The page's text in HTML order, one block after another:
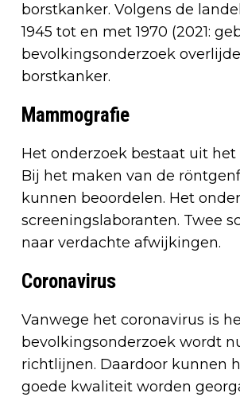
borstkanker. Volgens de
1945 tot en met 1970 (2021:
bevolkingsonderzoek
borstkanker.
Mammografie
Het onderzoek bestaat uit
Bij het maken van de
kunnen beoordelen. Het
screeningslaboranten. Twee
naar verdachte afwijkingen.
Coronavirus
Vanwege het coronavirus is
bevolkingsonderzoek wordt
richtlijnen. Daardoor kunnen
goede kwaliteit worden